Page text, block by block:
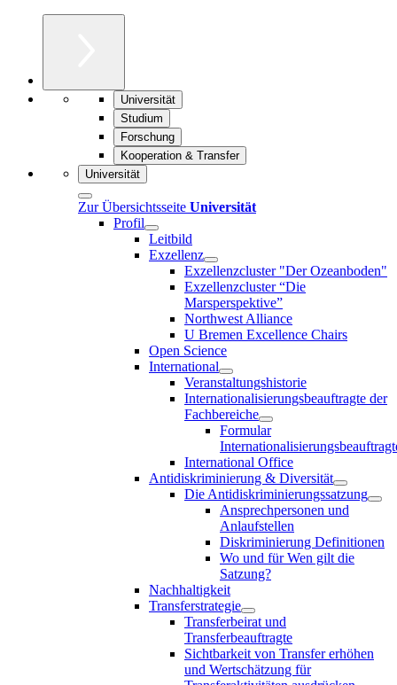
Universität
Studium
Forschung
Kooperation & Transfer
Universität
Zur Übersichtsseite Universität
Profil
Leitbild
Exzellenz
Exzellenzcluster "Der Ozeanboden"
Exzellenzcluster “Die
Marsperspektive”
Northwest Alliance
U Bremen Excellence Chairs
Open Science
International
Veranstaltungshistorie
Internationalisierungsbeauftragte der
Fachbereiche
Formular
International Office
Antidiskriminierung & Diversität
Die Antidiskriminierungssatzung
Ansprechpersonen und
Anlaufstellen
Diskriminierung Definitionen
Wo und für Wen gilt die
Satzung?
Nachhaltigkeit
Transferstrategie
Transferbeirat und
Transferbeauftragte
Sichtbarkeit von Transfer erhöhen
und Wertschätzung für